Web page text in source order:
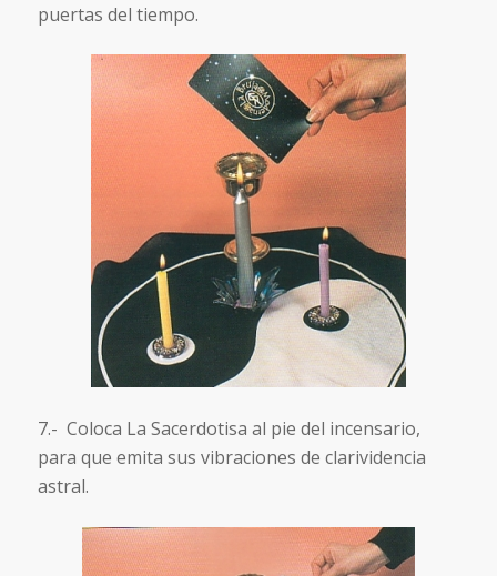
puertas del tiempo.
7.- Coloca La Sacerdotisa al pie del incensario,
para que emita sus vibraciones de clarividencia
astral.